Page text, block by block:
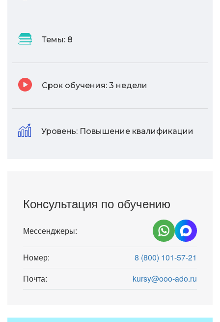
Темы: 8
Срок обучения: 3 недели
Уровень: Повышение квалификации
Консультация по обучению
Мессенджеры:
Номер:
8 (800) 101-57-21
Почта:
kursy@ooo-ado.ru